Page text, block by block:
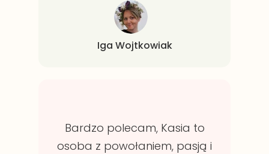
Iga Wojtkowiak
Bardzo polecam, Kasia to
osoba z powołaniem, pasją i